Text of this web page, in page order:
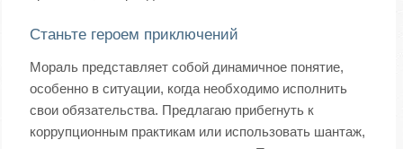
Станьте героем приключений
Мораль представляет собой динамичное понятие,
особенно в ситуации, когда необходимо исполнить
свои обязательства. Предлагаю прибегнуть к
коррупционным практикам или использовать шантаж,